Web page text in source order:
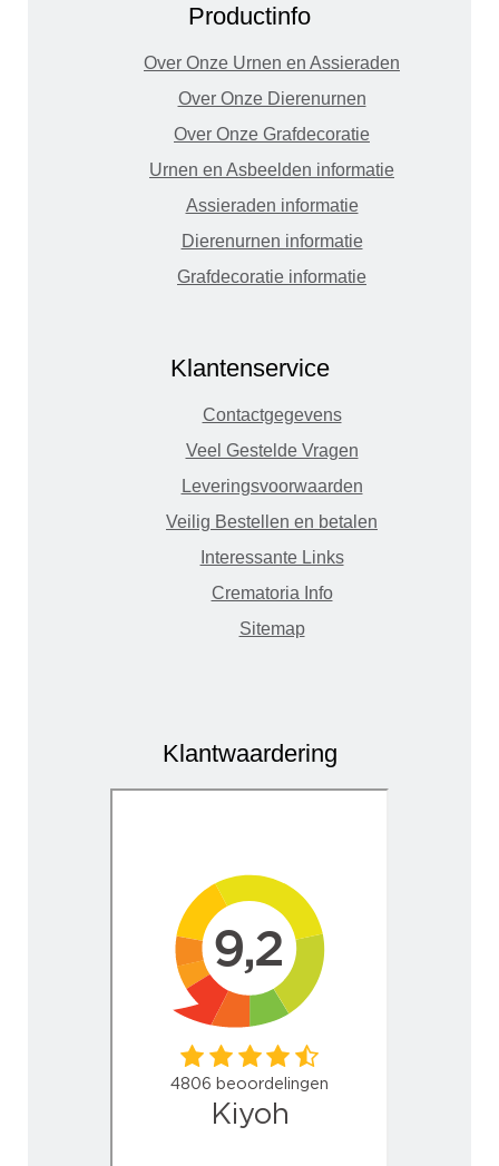
Productinfo
Over Onze Urnen en Assieraden
Over Onze Dierenurnen
Over Onze Grafdecoratie
Urnen en Asbeelden informatie
Assieraden informatie
Dierenurnen informatie
Grafdecoratie informatie
Klantenservice
Contactgegevens
Veel Gestelde Vragen
Leveringsvoorwaarden
Veilig Bestellen en betalen
Interessante Links
Crematoria Info
Sitemap
Klantwaardering